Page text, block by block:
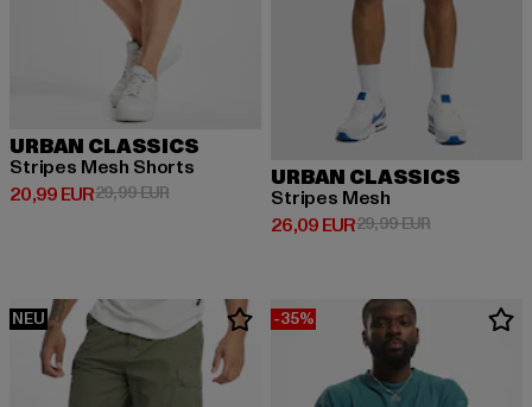
URBAN CLASSICS
Stripes Mesh Shorts
20,99 EUR
Derzeitiger Preis: 20,99 EUR
29,99 EURAktionspreis: 29,99 EUR
URBAN CLASSICS
Stripes Mesh
26,09 EUR
Derzeitiger Preis: 26,09 EUR
29,99 EURAktionspreis:
NEU -35%